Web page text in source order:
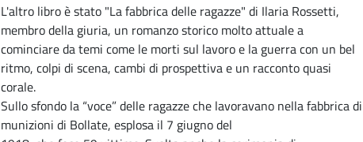
L'altro libro è stato "La fabbrica delle ragazze" di Ilaria Rossetti,
membro della giuria, un romanzo storico molto attuale a
cominciare da temi come le morti sul lavoro e la guerra con un bel
ritmo, colpi di scena, cambi di prospettiva e un racconto quasi
corale.
Sullo sfondo la “voce” delle ragazze che lavoravano nella fabbrica di
munizioni di Bollate, esplosa il 7 giugno del